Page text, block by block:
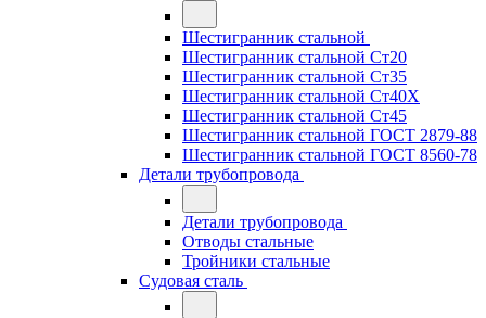
Шестигранник стальной
Шестигранник стальной Ст20
Шестигранник стальной Ст35
Шестигранник стальной Ст40Х
Шестигранник стальной Ст45
Шестигранник стальной ГОСТ 2879-88
Шестигранник стальной ГОСТ 8560-78
Детали трубопровода
Детали трубопровода
Отводы стальные
Тройники стальные
Судовая сталь